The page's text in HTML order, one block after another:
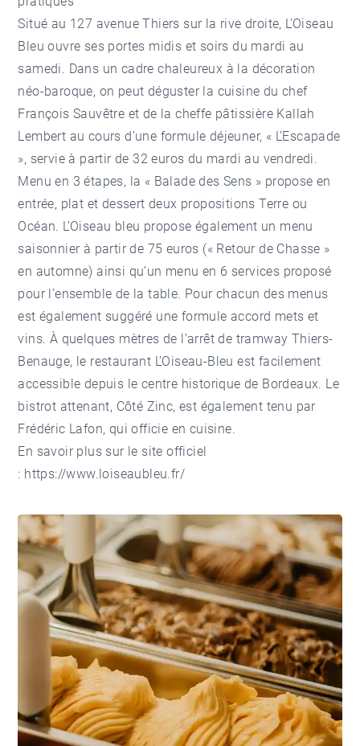
Situé au 127 avenue Thiers sur la rive droite, L’Oiseau
Bleu ouvre ses portes midis et soirs du mardi au
samedi. Dans un cadre chaleureux à la décoration
néo-baroque, on peut déguster la cuisine du chef
François Sauvêtre et de la cheffe pâtissière Kallah
Lembert au cours d’une formule déjeuner, « L’Escapade
», servie à partir de 32 euros du mardi au vendredi.
Menu en 3 étapes, la « Balade des Sens » propose en
entrée, plat et dessert deux propositions Terre ou
Océan. L’Oiseau bleu propose également un menu
saisonnier à partir de 75 euros (« Retour de Chasse »
en automne) ainsi qu’un menu en 6 services proposé
pour l’ensemble de la table. Pour chacun des menus
est également suggéré une formule accord mets et
vins. À quelques mètres de l’arrêt de tramway Thiers-
Benauge, le restaurant L’Oiseau-Bleu est facilement
accessible depuis le centre historique de Bordeaux. Le
bistrot attenant, Côté Zinc, est également tenu par
Frédéric Lafon, qui officie en cuisine.
En savoir plus sur le site officiel
: https://www.loiseaubleu.fr/